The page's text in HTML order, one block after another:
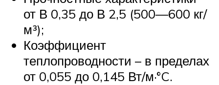
от В 0,35 до В 2,5 (500—600 кг/
м³);
Коэффициент
теплопроводности – в пределах
от 0,055 до 0,145 Вт/м·°C.